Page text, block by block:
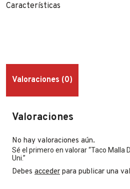
Características
Valoraciones (0)
Valoraciones
No hay valoraciones aún.
Sé el primero en valorar “Taco Malla
Uni.”
Debes acceder para publicar una